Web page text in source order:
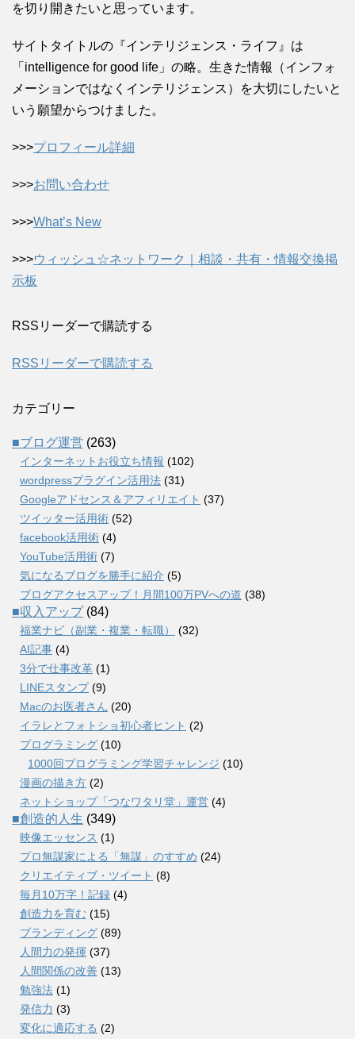
を切り開きたいと思っています。
サイトタイトルの『インテリジェンス・ライフ』は
「intelligence for good life」の略。生きた情報（インフォ
メーションではなくインテリジェンス）を大切にしたいと
いう願望からつけました。
>>>プロフィール詳細
>>>お問い合わせ
>>>What’s New
>>>ウィッシュ☆ネットワーク｜相談・共有・情報交換掲
示板
RSSリーダーで購読する
RSSリーダーで購読する
カテゴリー
■ブログ運営 (263)
インターネットお役立ち情報 (102)
wordpressプラグイン活用法 (31)
Googleアドセンス＆アフィリエイト (37)
ツイッター活用術 (52)
facebook活用術 (4)
YouTube活用術 (7)
気になるブログを勝手に紹介 (5)
ブログアクセスアップ！月間100万PVへの道 (38)
■収入アップ(84)
福業ナビ（副業・複業・転職）
(32)
AI記事 (4)
3分で仕事改革 (1)
LINEスタンプ(9)
Macのお医者さん (20)
イラレとフォトショ初心者ヒント (2)
プログラミング (10)
1000回プログラミング学習チャレンジ (10)
漫画の描き方 (2)
ネットショップ「つなワタリ堂」運営 (4)
■創造的人生 (349)
映像エッセンス (1)
プロ無謀家による「無謀」のすすめ (24)
クリエイティブ・ツイート (8)
毎月10万字！記録 (4)
創造力を育む (15)
ブランディング (89)
人間力の発揮 (37)
人間関係の改善 (13)
勉強法 (1)
発信力 (3)
変化に適応する (2)